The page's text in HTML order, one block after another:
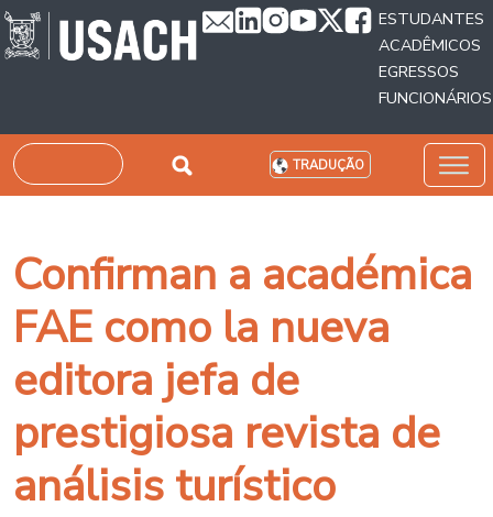
Passar para o conteúdo principal
ESTUDANTES
ACADÊMICOS
EGRESSOS
FUNCIONÁRIOS
Pesquisar TRADUÇÃO
Confirman a académica
FAE como la nueva
editora jefa de
prestigiosa revista de
análisis turístico